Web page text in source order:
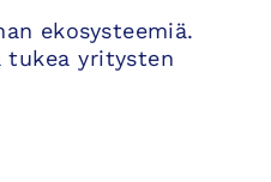
ekosysteemiä.
tukea yritysten